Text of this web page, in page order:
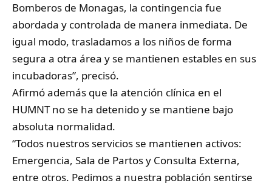
Bomberos de Monagas, la contingencia fue
abordada y controlada de manera inmediata. De
igual modo, trasladamos a los niños de forma
segura a otra área y se mantienen estables en sus
incubadoras”, precisó.
Afirmó además que la atención clínica en el
HUMNT no se ha detenido y se mantiene bajo
absoluta normalidad.
“Todos nuestros servicios se mantienen activos:
Emergencia, Sala de Partos y Consulta Externa,
entre otros. Pedimos a nuestra población sentirse